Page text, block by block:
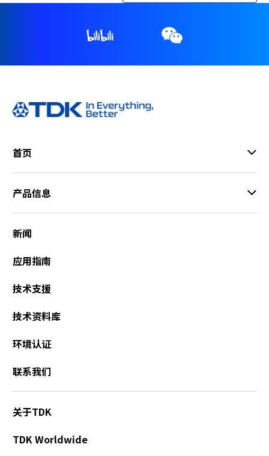
首页
产品信息
新闻
应用指南
技术支援
技术资料库
环境认证
联系我们
关于TDK
TDK Worldwide